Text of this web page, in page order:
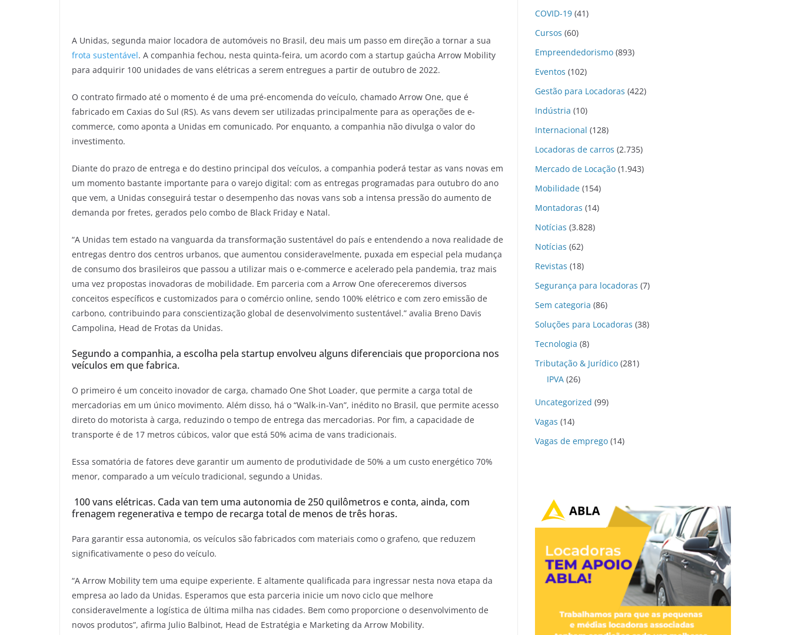
A Unidas, segunda maior locadora de automóveis no Brasil, deu mais um passo em direção a tornar a sua
frota sustentável. A companhia fechou, nesta quinta-feira, um acordo com a startup gaúcha Arrow Mobility
para adquirir 100 unidades de vans elétricas a serem entregues a partir de outubro de 2022.
O contrato firmado até o momento é de uma pré-encomenda do veículo, chamado Arrow One, que é
fabricado em Caxias do Sul (RS). As vans devem ser utilizadas principalmente para as operações de e-
commerce, como aponta a Unidas em comunicado. Por enquanto, a companhia não divulga o valor do
investimento.
Diante do prazo de entrega e do destino principal dos veículos, a companhia poderá testar as vans novas em
um momento bastante importante para o varejo digital: com as entregas programadas para outubro do ano
que vem, a Unidas conseguirá testar o desempenho das novas vans sob a intensa pressão do aumento de
demanda por fretes, gerados pelo combo de Black Friday e Natal.
“A Unidas tem estado na vanguarda da transformação sustentável do país e entendendo a nova realidade de
entregas dentro dos centros urbanos, que aumentou consideravelmente, puxada em especial pela mudança
de consumo dos brasileiros que passou a utilizar mais o e-commerce e acelerado pela pandemia, traz mais
uma vez propostas inovadoras de mobilidade. Em parceria com a Arrow One ofereceremos diversos
conceitos específicos e customizados para o comércio online, sendo 100% elétrico e com zero emissão de
carbono, contribuindo para conscientização global de desenvolvimento sustentável.” avalia Breno Davis
Campolina, Head de Frotas da Unidas.
Segundo a companhia, a escolha pela startup envolveu alguns diferenciais que proporciona nos
veículos em que fabrica.
O primeiro é um conceito inovador de carga, chamado One Shot Loader, que permite a carga total de
mercadorias em um único movimento. Além disso, há o “Walk-in-Van”, inédito no Brasil, que permite acesso
direto do motorista à carga, reduzindo o tempo de entrega das mercadorias. Por fim, a capacidade de
transporte é de 17 metros cúbicos, valor que está 50% acima de vans tradicionais.
Essa somatória de fatores deve garantir um aumento de produtividade de 50% a um custo energético 70%
menor, comparado a um veículo tradicional, segundo a Unidas.
100 vans elétricas. Cada van tem uma autonomia de 250 quilômetros e conta, ainda, com
frenagem regenerativa e tempo de recarga total de menos de três horas.
Para garantir essa autonomia, os veículos são fabricados com materiais como o grafeno, que reduzem
significativamente o peso do veículo.
“A Arrow Mobility tem uma equipe experiente. E altamente qualificada para ingressar nesta nova etapa da
empresa ao lado da Unidas. Esperamos que esta parceria inicie um novo ciclo que melhore
consideravelmente a logística de última milha nas cidades. Bem como proporcione o desenvolvimento de
novos produtos”, afirma Julio Balbinot, Head de Estratégia e Marketing da Arrow Mobility.
COVID-19 (41)
Cursos (60)
Empreendedorismo (893)
Eventos (102)
Gestão para Locadoras (422)
Indústria (10)
Internacional (128)
Locadoras de carros (2.735)
Mercado de Locação (1.943)
Mobilidade (154)
Montadoras (14)
Notícias (3.828)
Notícias (62)
Revistas (18)
Segurança para locadoras (7)
Sem categoria (86)
Soluções para Locadoras (38)
Tecnologia (8)
Tributação & Jurídico (281)
IPVA (26)
Uncategorized (99)
Vagas (14)
Vagas de emprego (14)